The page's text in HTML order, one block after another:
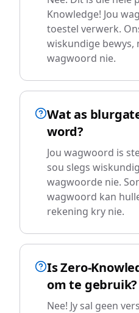
Knowledge! Jou
toestel verwerk.
wiskundige
wagwoord nie.
Wat as
word?
Jou wagwoord is
sou slegs
wagwoorde nie.
wagwoord kan
rekening kry nie.
Is Zero-
om te gebruik?
Nee! Jy sal geen